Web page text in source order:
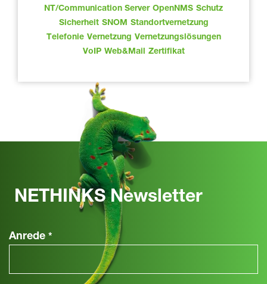
NT/Communication Server OpenNMS Schutz
Sicherheit SNOM Standortvernetzung
Telefonie Vernetzung Vernetzungslösungen
VoIP Web&Mail Zertifikat
NETHINKS Newsletter
Anrede *